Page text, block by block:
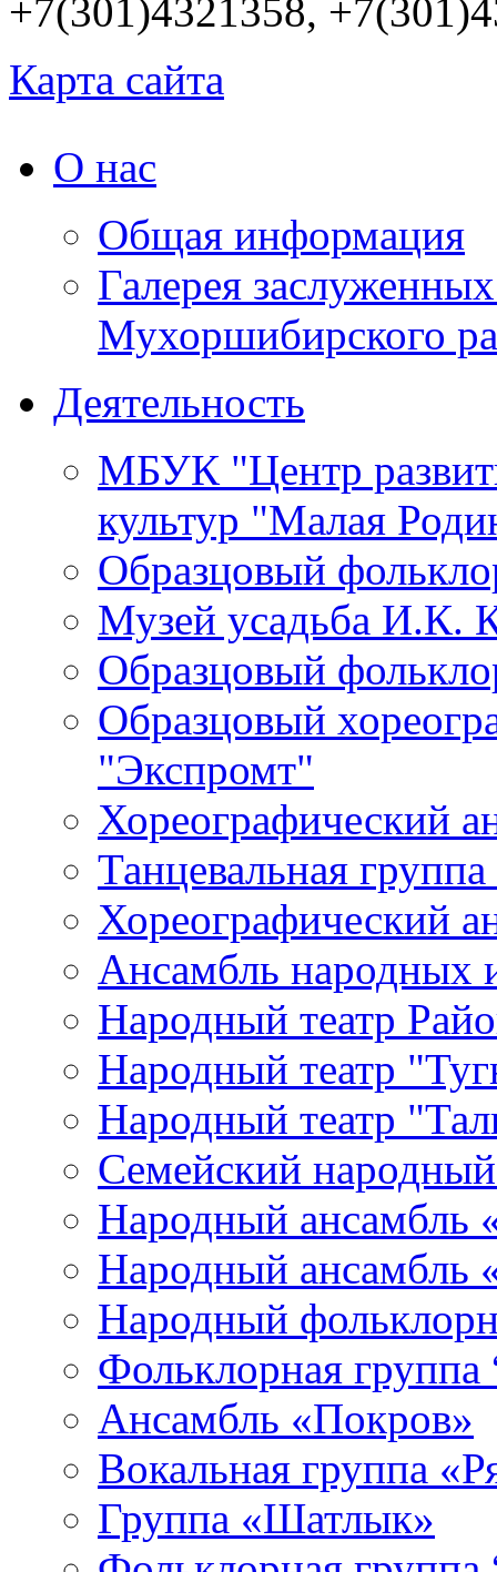
+7(301)4321358,
Карта сайта
О нас
Общая информация
Галерея
Мухоршибирского
Деятельность
МБУК "Центр
культур "Малая
Образцовый
Музей усадьба И.К.
Образцовый
Образцовый
"Экспромт"
Хореографический
Танцевальная
Хореографический
Ансамбль народных
Народный театр
Народный театр
Народный театр
Семейский
Народный ансамбль
Народный ансамбль
Народный
Фольклорная группа
Ансамбль «Покров»
Вокальная группа
Группа «Шатлык»